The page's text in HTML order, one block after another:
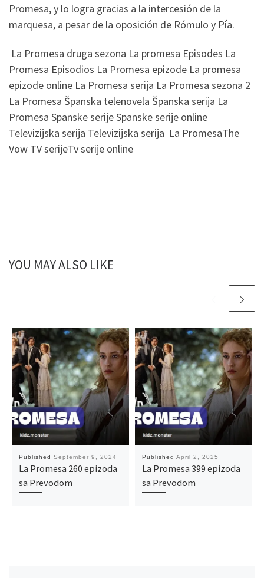
Promesa, y lo logra gracias a la intercesión de la
marquesa, a pesar de la oposición de Rómulo y Pía.
La Promesa druga sezona La promesa Episodes La
Promesa Episodios La Promesa epizode La promesa
epizode online La Promesa serija La Promesa sezona 2
La Promesa Španska telenovela Španska serija La
Promesa Spanske serije Spanske serije online
Televizijska serija Televizijska serija La PromesaThe
Vow TV serijeTv serije online
YOU MAY ALSO LIKE
Published September 9, 2024
La Promesa 260 epizoda
sa Prevodom
Published April 2, 2025
La Promesa 399 epizoda
sa Prevodom